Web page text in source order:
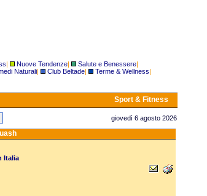
| Nuove Tendenze| Salute e Benessere|
Naturali| Club Beltade| Terme & Wellness|
Sport & Fitness
giovedì 6 agosto 2026
Italia